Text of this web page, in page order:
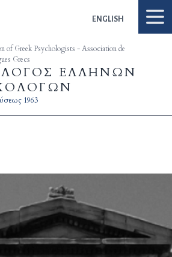
ENGLISH
of Greek Psychologists - Association de
Grecs
ΕΛΛΗΝΩΝ
1963